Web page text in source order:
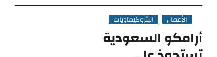
الأعمال البتروكيماويات
أرامكو السعودية